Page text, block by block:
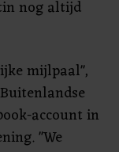
nog altijd
mijlpaal",
account in
"We